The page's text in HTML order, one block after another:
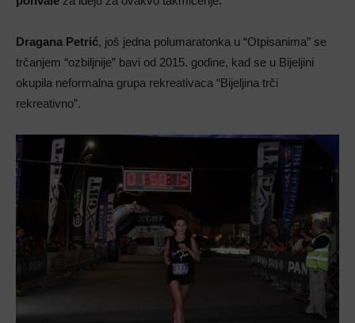
Dragana Petrić, još jedna polumaratonka u “Otpisanima” se
trčanjem “ozbiljnije” bavi od 2015. godine, kad se u Bijeljini
okupila neformalna grupa rekreativaca “Bijeljina trči
rekreativno”.